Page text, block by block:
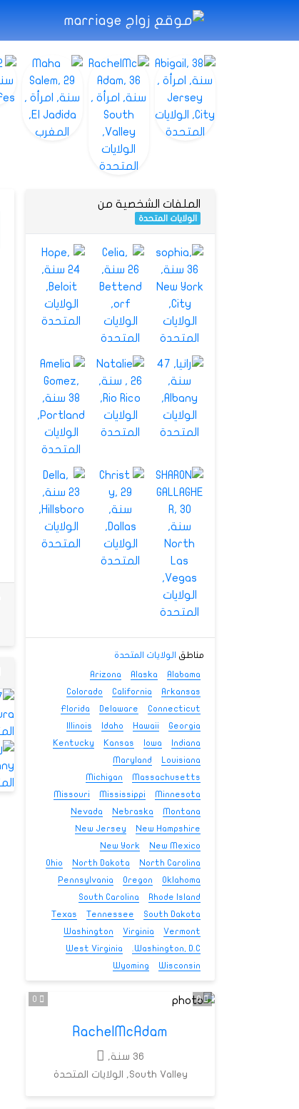
الملفات الشخصية من
الولايات المتحدة
مناطق الولايات المتحدة
Alabama
Alaska
Arizona
Arkansas
California
Colorado
Connecticut
Delaware
Florida
Georgia
Hawaii
Idaho
Illinois
Indiana
Iowa
Kansas
Kentucky
Louisiana
Maryland
Massachusetts
Michigan
Minnesota
Mississippi
Missouri
Montana
Nebraska
Nevada
New Hampshire
New Jersey
New Mexico
New York
North Carolina
North Dakota
Ohio
Oklahoma
Oregon
Pennsylvania
Rhode Island
South Carolina
South Dakota
Tennessee
Texas
Vermont
Virginia
Washington
Washington, D.C.
West Virginia
Wisconsin
Wyoming
0
RachelMcAdam
36 سنة,
South Valley, الولايات المتحدة